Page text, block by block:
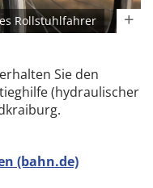
Rollstuhlfahrer
Sie den
(hydraulischer
(bahn.de)